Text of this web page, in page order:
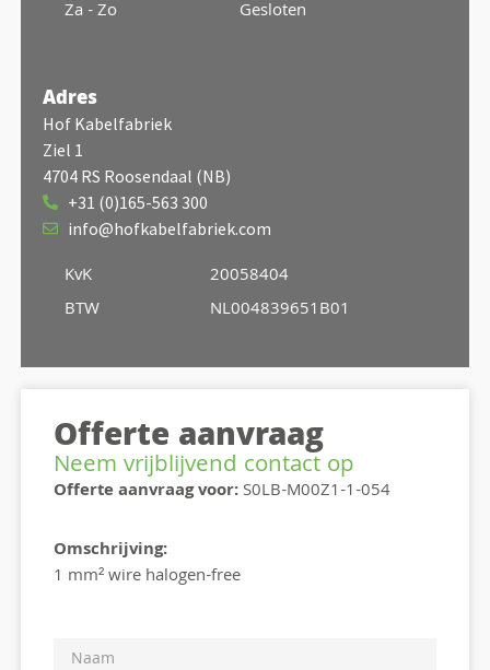
Za - Zo
Gesloten
Adres
Hof Kabelfabriek
Ziel 1
4704 RS Roosendaal (NB)
+31 (0)165-563 300
info@hofkabelfabriek.com
KvK
BTW
20058404
NL004839651B01
Offerte aanvraag
Neem vrijblijvend contact op
Offerte aanvraag voor:S0LB-M00Z1-1-054
Omschrijving:
1 mm² wire halogen-free